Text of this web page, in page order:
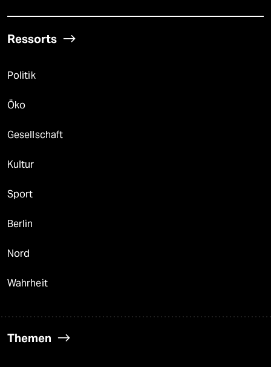
Ressorts
Politik
Öko
Gesellschaft
Kultur
Sport
Berlin
Nord
Wahrheit
Themen